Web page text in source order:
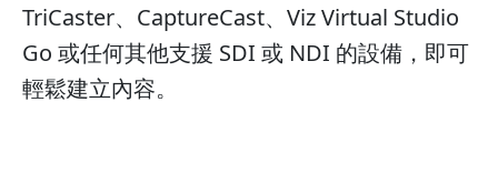
TriCaster、CaptureCast、Viz Virtual Studio
Go 或任何其他支援 SDI 或 NDI 的設備，即可
輕鬆建立內容。